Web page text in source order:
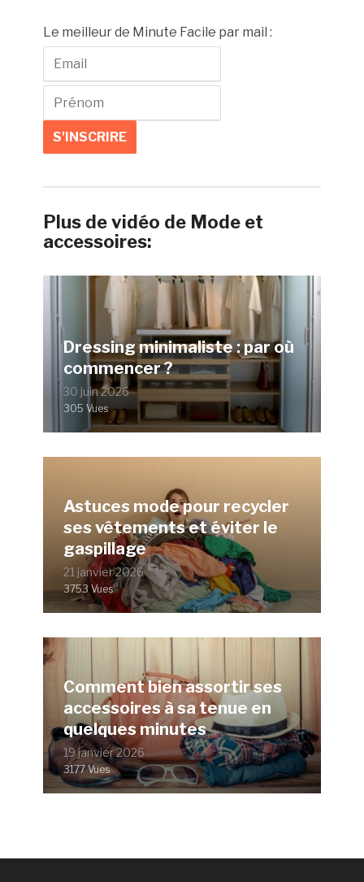
Le meilleur de Minute Facile par mail :
Plus de vidéo de Mode et
accessoires:
Dressing minimaliste : par où
commencer ?
30 juin 2026
305 Vues
Astuces mode pour recycler
ses vêtements et éviter le
gaspillage
21 janvier 2026
3753 Vues
Comment bien assortir ses
accessoires à sa tenue en
quelques minutes
19 janvier 2026
3177 Vues